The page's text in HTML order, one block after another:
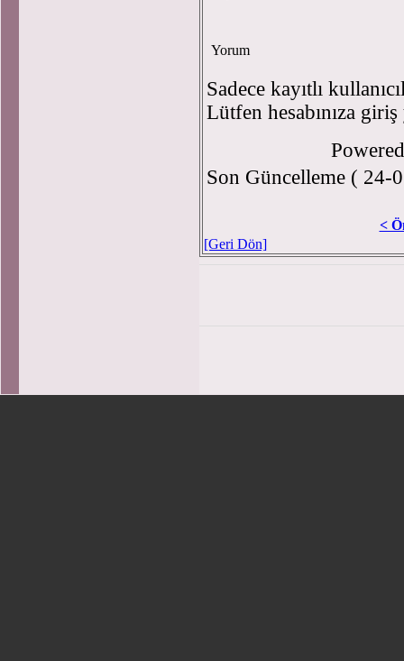
Yorum
Sadece kayıtlı
Lütfen hesabınıza
Son Güncelleme ( 24-
<
[Geri Dön]